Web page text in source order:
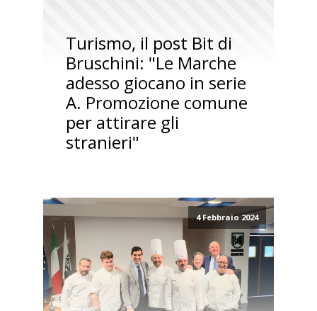
Turismo, il post Bit di
Bruschini: "Le Marche
adesso giocano in serie
A. Promozione comune
per attirare gli
stranieri"
4 Febbraio 2024